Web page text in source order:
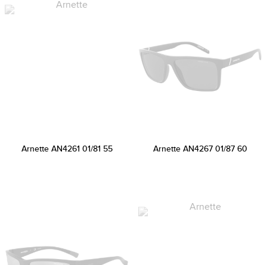
Arnette AN4261 01/81 55 Arnette AN4267 01/87 60